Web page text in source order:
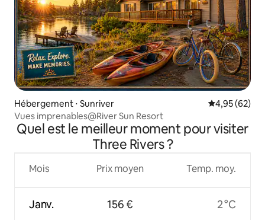
Hébergement ⋅ Sunriver Évaluation
4,95 (62)
Vues imprenables@River Sun Resort
Quel est le meilleur moment pour visiter
Three Rivers ?
Mois
Janv.
Prix moyen
156 €
Temp. moy.
2 °C